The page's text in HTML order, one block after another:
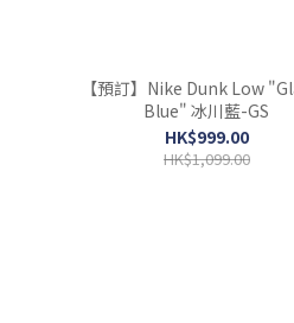
【預訂】Nike Dunk Low
Blue" 冰川藍-GS
HK$999.00
HK$1,099.00